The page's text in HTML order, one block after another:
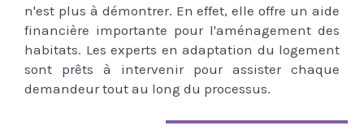
n'est plus à démontrer. En effet, elle offre un aide
financière importante pour l'aménagement des
habitats. Les experts en adaptation du logement
sont prêts à intervenir pour assister chaque
demandeur tout au long du processus.